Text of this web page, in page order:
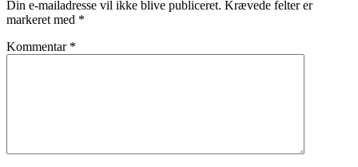
Din e-mailadresse vil ikke blive publiceret. Krævede felter er
markeret med *
Kommentar *